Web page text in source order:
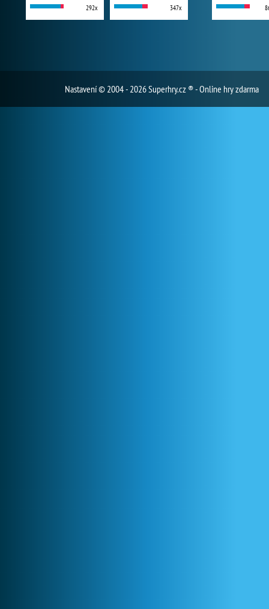
292x 347x
Nastavení© 2004 - 2026 Superhry.cz ® - Online hry zdarma